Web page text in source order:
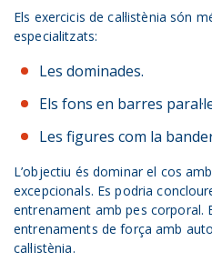
Els exercicis de cal·listènia són
especialitzats:
Les dominades.
Els fons en barres
Les figures com la
L’objectiu és dominar el cos
excepcionals. Es podria
entrenament amb pes corporal.
entrenaments de força amb
cal·listènia.